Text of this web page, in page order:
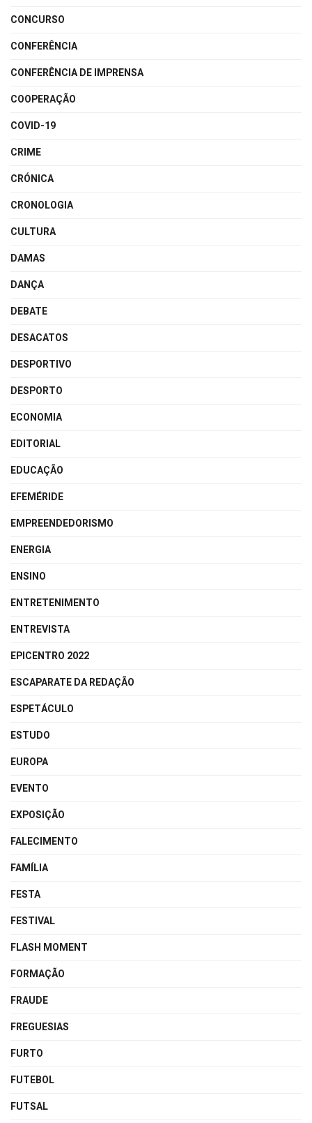
CONCURSO
CONFERÊNCIA
CONFERÊNCIA DE IMPRENSA
COOPERAÇÃO
COVID-19
CRIME
CRÓNICA
CRONOLOGIA
CULTURA
DAMAS
DANÇA
DEBATE
DESACATOS
DESPORTIVO
DESPORTO
ECONOMIA
EDITORIAL
EDUCAÇÃO
EFEMÉRIDE
EMPREENDEDORISMO
ENERGIA
ENSINO
ENTRETENIMENTO
ENTREVISTA
EPICENTRO 2022
ESCAPARATE DA REDAÇÃO
ESPETÁCULO
ESTUDO
EUROPA
EVENTO
EXPOSIÇÃO
FALECIMENTO
FAMÍLIA
FESTA
FESTIVAL
FLASH MOMENT
FORMAÇÃO
FRAUDE
FREGUESIAS
FURTO
FUTEBOL
FUTSAL